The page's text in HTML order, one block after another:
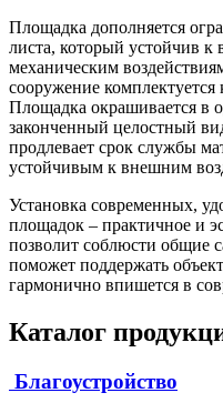
Площадка дополняется
листа, который устойчив к
механическим
сооружение
Площадка окрашивается в
законченный целостный
продлевает срок службы
устойчивым к внешним
Установка современных,
площадок – практичное и
позволит соблюсти общие
поможет поддержать
гармонично впишется в
Каталог
Благоустройство